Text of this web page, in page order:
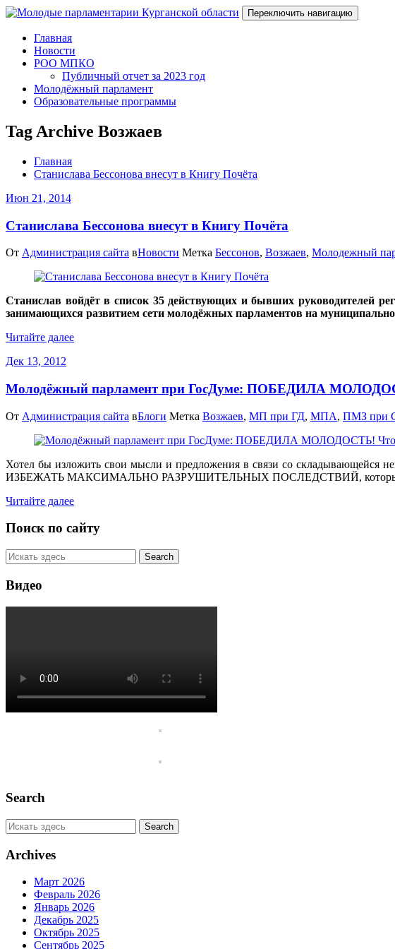
Переключить навигацию
Главная
Новости
РОО МПКО
Публичный отчет за 2023 год
Молодёжный парламент
Образовательные программы
Tag Archive Возжаев
Главная
Станислава Бессонова внесут в Книгу Почёта
Июн 21, 2014
Станислава Бессонова внесут в Книгу Почёта
От Администрация сайта вНовости Метка Бессонов, Возжаев, Молодежный
Станислав войдёт в список 35 действующих и бывших руководителей
занимающихся развитием сети молодёжных парламентов на
Читайте далее
Дек 13, 2012
Молодёжный парламент при ГосДуме: ПОБЕДИЛА
От Администрация сайта вБлоги Метка Возжаев, МП при ГД, МПА, ПМЗ при
Хотел бы изложить свои мысли и предложения в связи со
ИЗБЕЖАТЬ МАКСИМАЛЬНО РАЗРУШИТЕЛЬНЫХ ПОСЛЕДСТВИЙ, которые, к
Читайте далее
Поиск по сайту
Видео
Search
Archives
Март 2026
Февраль 2026
Январь 2026
Декабрь 2025
Октябрь 2025
Сентябрь 2025